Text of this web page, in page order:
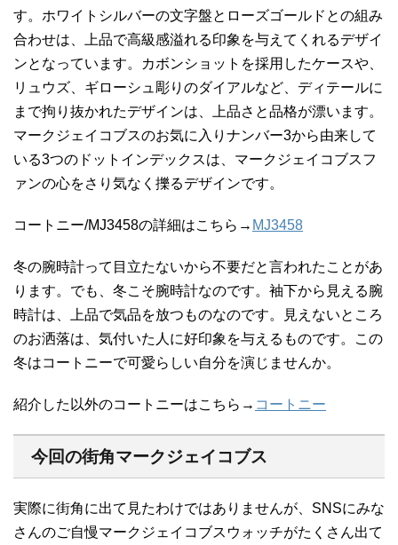
す。ホワイトシルバーの文字盤とローズゴールドとの組み
合わせは、上品で高級感溢れる印象を与えてくれるデザイ
ンとなっています。カボンショットを採用したケースや、
リュウズ、ギローシュ彫りのダイアルなど、ディテールに
まで拘り抜かれたデザインは、上品さと品格が漂います。
マークジェイコブスのお気に入りナンバー3から由来して
いる3つのドットインデックスは、マークジェイコブスフ
ァンの心をさり気なく擽るデザインです。
コートニー/MJ3458の詳細はこちら→ MJ3458
冬の腕時計って目立たないから不要だと言われたことがあ
ります。でも、冬こそ腕時計なのです。袖下から見える腕
時計は、上品で気品を放つものなのです。見えないところ
のお洒落は、気付いた人に好印象を与えるものです。この
冬はコートニーで可愛らしい自分を演じませんか。
紹介した以外のコートニーはこちら→ コートニー
今回の街角マークジェイコブス
実際に街角に出て見たわけではありませんが、SNSにみな
さんのご自慢マークジェイコブスウォッチがたくさん出て